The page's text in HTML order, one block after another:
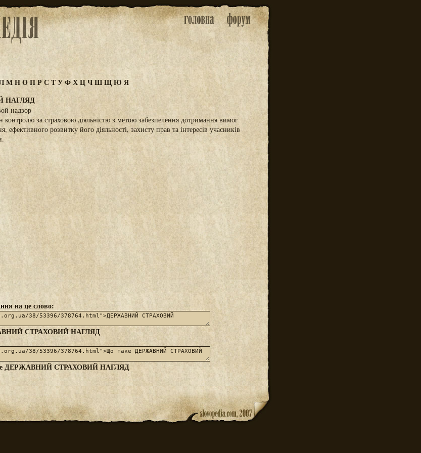
МНОПРС ТУФХЦЧШЩЮ Я
НАГЛЯД
надзор
контролю за страховою діяльністю з метою забезпечення дотримання вимог
ефективного розвитку його діяльності, захисту прав та інтересів учасників
на це слово:
СТРАХОВИЙ НАГЛЯД
ДЕРЖАВНИЙ СТРАХОВИЙ НАГЛЯД